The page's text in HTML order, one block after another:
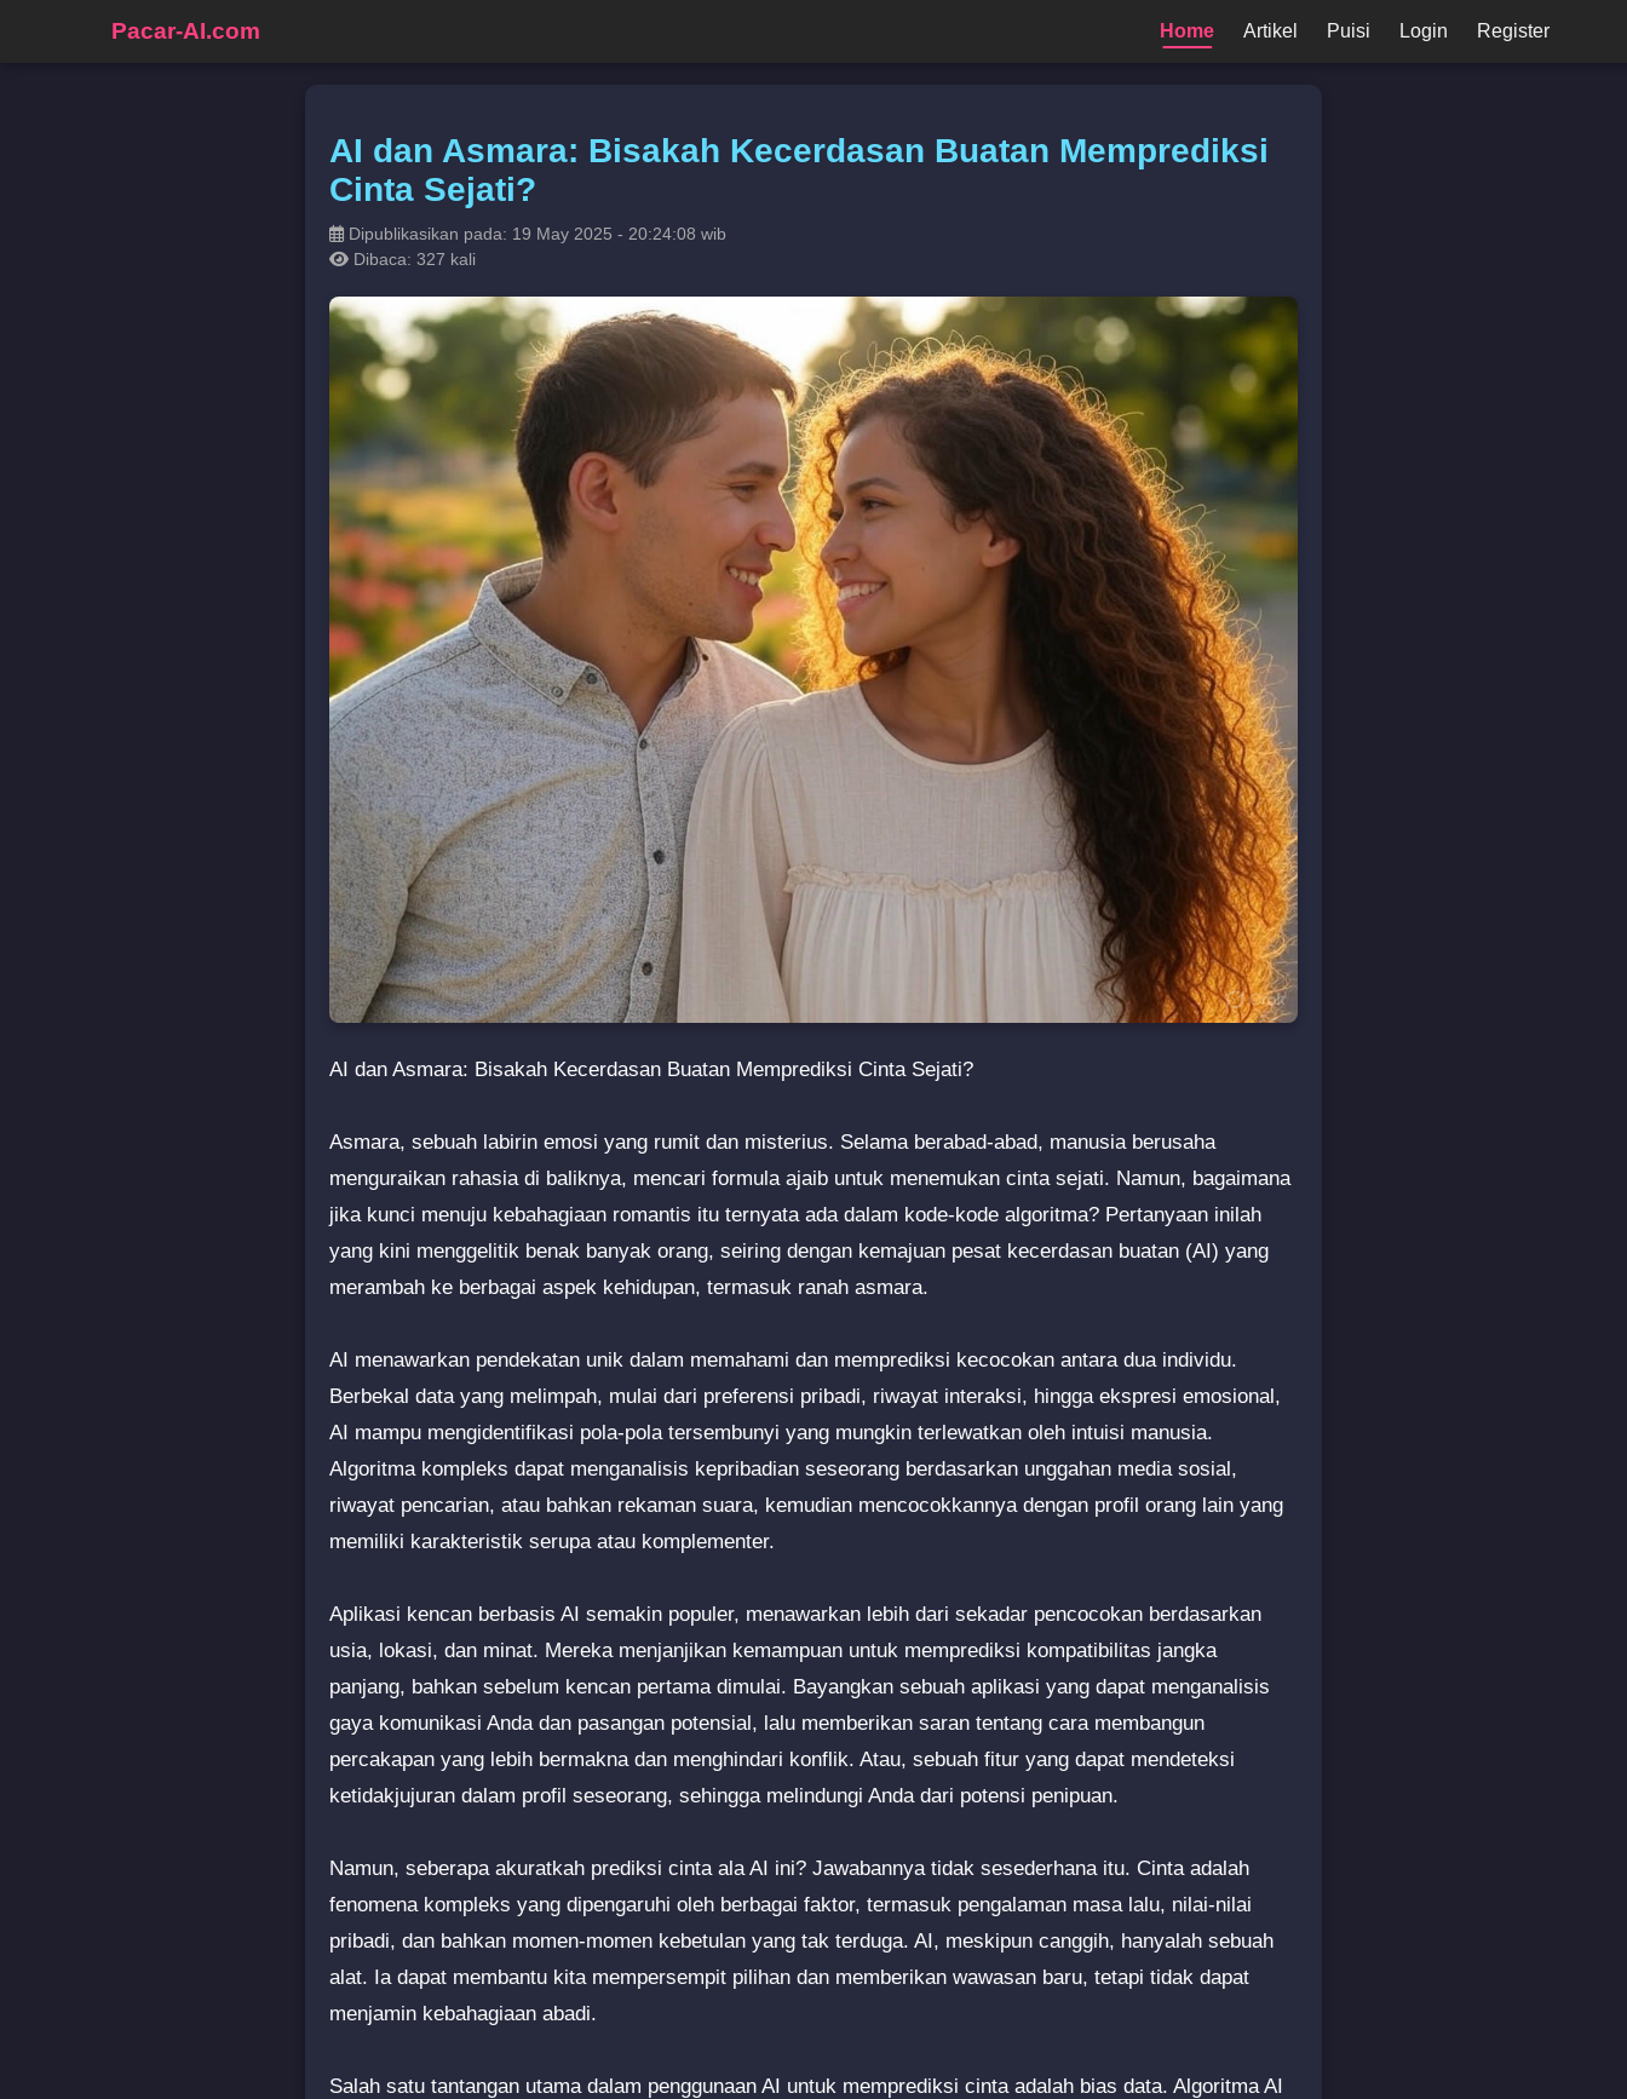
Pacar-AI.com Home Artikel Puisi Login Register
AI dan Asmara: Bisakah Kecerdasan Buatan Memprediksi
Cinta Sejati?
Dipublikasikan pada: 19 May 2025 - 20:24:08 wib
Dibaca: 327 kali
AI dan Asmara: Bisakah Kecerdasan Buatan Memprediksi Cinta Sejati?
Asmara, sebuah labirin emosi yang rumit dan misterius. Selama berabad-abad, manusia berusaha
menguraikan rahasia di baliknya, mencari formula ajaib untuk menemukan cinta sejati. Namun, bagaimana
jika kunci menuju kebahagiaan romantis itu ternyata ada dalam kode-kode algoritma? Pertanyaan inilah
yang kini menggelitik benak banyak orang, seiring dengan kemajuan pesat kecerdasan buatan (AI) yang
merambah ke berbagai aspek kehidupan, termasuk ranah asmara.
AI menawarkan pendekatan unik dalam memahami dan memprediksi kecocokan antara dua individu.
Berbekal data yang melimpah, mulai dari preferensi pribadi, riwayat interaksi, hingga ekspresi emosional,
AI mampu mengidentifikasi pola-pola tersembunyi yang mungkin terlewatkan oleh intuisi manusia.
Algoritma kompleks dapat menganalisis kepribadian seseorang berdasarkan unggahan media sosial,
riwayat pencarian, atau bahkan rekaman suara, kemudian mencocokkannya dengan profil orang lain yang
memiliki karakteristik serupa atau komplementer.
Aplikasi kencan berbasis AI semakin populer, menawarkan lebih dari sekadar pencocokan berdasarkan
usia, lokasi, dan minat. Mereka menjanjikan kemampuan untuk memprediksi kompatibilitas jangka
panjang, bahkan sebelum kencan pertama dimulai. Bayangkan sebuah aplikasi yang dapat menganalisis
gaya komunikasi Anda dan pasangan potensial, lalu memberikan saran tentang cara membangun
percakapan yang lebih bermakna dan menghindari konflik. Atau, sebuah fitur yang dapat mendeteksi
ketidakjujuran dalam profil seseorang, sehingga melindungi Anda dari potensi penipuan.
Namun, seberapa akuratkah prediksi cinta ala AI ini? Jawabannya tidak sesederhana itu. Cinta adalah
fenomena kompleks yang dipengaruhi oleh berbagai faktor, termasuk pengalaman masa lalu, nilai-nilai
pribadi, dan bahkan momen-momen kebetulan yang tak terduga. AI, meskipun canggih, hanyalah sebuah
alat. Ia dapat membantu kita mempersempit pilihan dan memberikan wawasan baru, tetapi tidak dapat
menjamin kebahagiaan abadi.
Salah satu tantangan utama dalam penggunaan AI untuk memprediksi cinta adalah bias data. Algoritma AI